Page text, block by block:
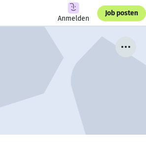
Anmelden
Job posten